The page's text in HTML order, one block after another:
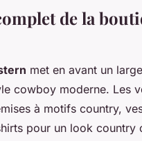
de la
met en avant un
cowboy moderne. Les
à motifs country,
pour un look country